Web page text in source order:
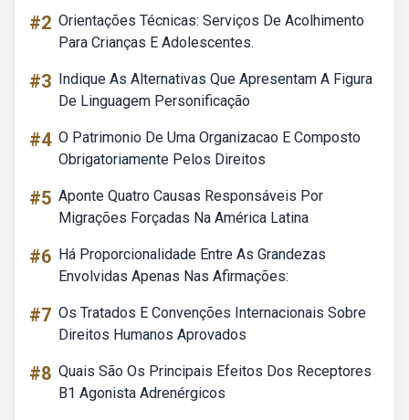
#2 Orientações Técnicas: Serviços De Acolhimento
Para Crianças E Adolescentes.
#3 Indique As Alternativas Que Apresentam A Figura
De Linguagem Personificação
#4 O Patrimonio De Uma Organizacao E Composto
Obrigatoriamente Pelos Direitos
#5 Aponte Quatro Causas Responsáveis Por
Migrações Forçadas Na América Latina
#6 Há Proporcionalidade Entre As Grandezas
Envolvidas Apenas Nas Afirmações:
#7 Os Tratados E Convenções Internacionais Sobre
Direitos Humanos Aprovados
#8 Quais São Os Principais Efeitos Dos Receptores
B1 Agonista Adrenérgicos